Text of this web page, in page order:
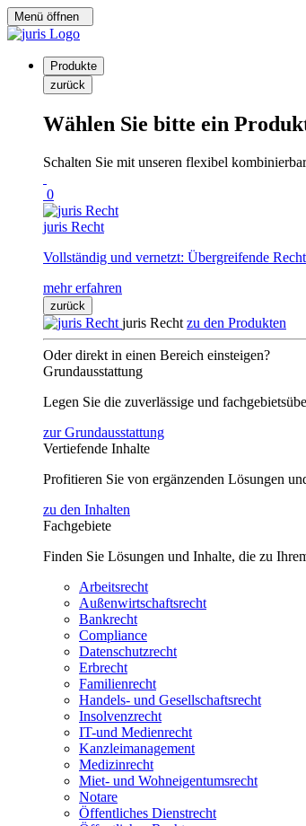
Menü öffnen
Produkte
zurück
Wählen Sie bitte ein
Schalten Sie mit unseren flexibel
0
juris Recht
Vollständig und vernetzt: Übergreifende
mehr erfahren
zurück
juris Recht zu den Produkten
Oder direkt in einen Bereich einsteigen?
Grundausstattung
Legen Sie die zuverlässige und
zur Grundausstattung
Vertiefende Inhalte
Profitieren Sie von ergänzenden Lösungen
zu den Inhalten
Fachgebiete
Finden Sie Lösungen und Inhalte, die zu
Arbeitsrecht
Außenwirtschaftsrecht
Bankrecht
Compliance
Datenschutzrecht
Erbrecht
Familienrecht
Handels- und Gesellschaftsrecht
Insolvenzrecht
IT-und Medienrecht
Kanzleimanagement
Medizinrecht
Miet- und Wohneigentumsrecht
Notare
Öffentliches Dienstrecht